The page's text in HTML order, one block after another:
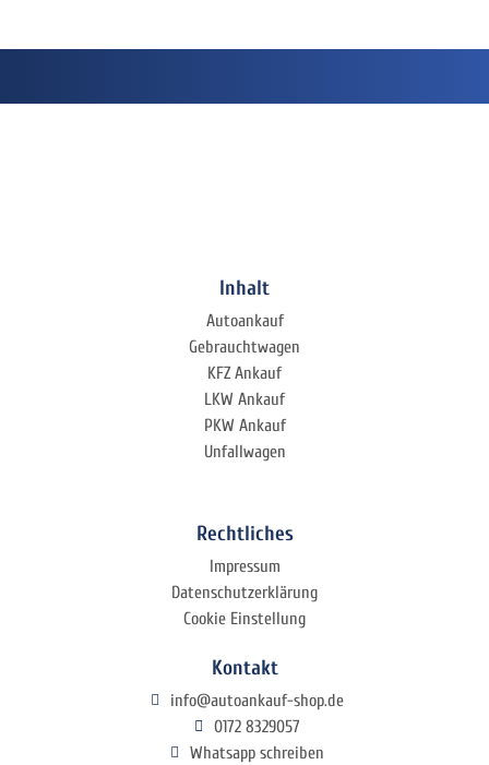
Inhalt
Autoankauf
Gebrauchtwagen
KFZ Ankauf
LKW Ankauf
PKW Ankauf
Unfallwagen
Rechtliches
Impressum
Datenschutzerklärung
Cookie Einstellung
Kontakt
info@autoankauf-shop.de
0172 8329057
Whatsapp schreiben